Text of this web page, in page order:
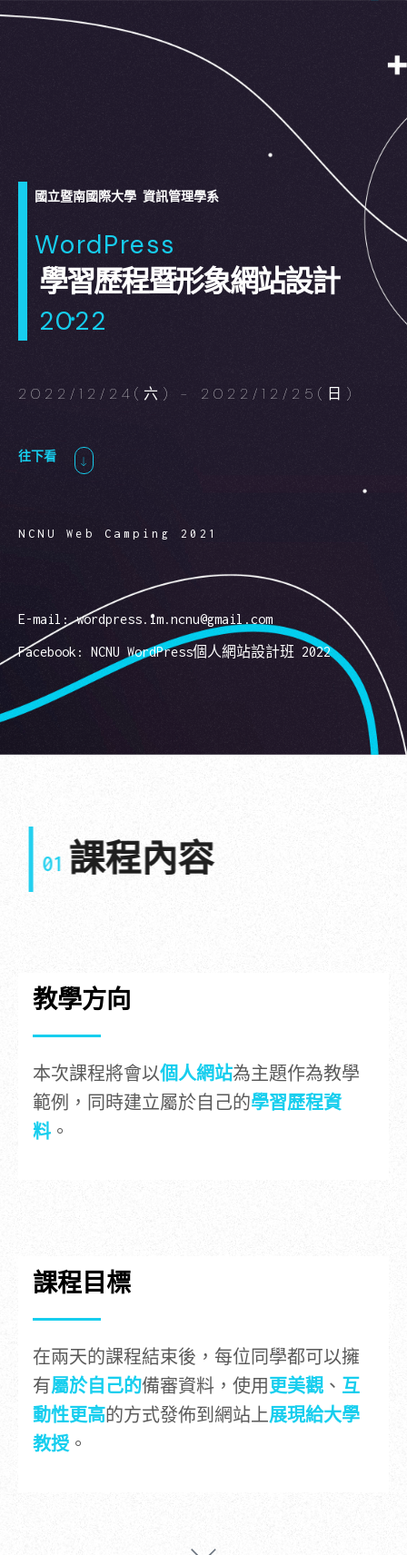
國立暨南國際大學 資訊管理學系
WordPress
學習歷程暨形象網站設計
2022
2022/12/24(六) - 2022/12/25(日)
往下看
NCNU Web Camping 2021
E-mail: wordpress.im.ncnu@gmail.com
Facebook: NCNU WordPress個人網站設計班 2022
01 課程內容
教學方向
本次課程將會以個人網站為主題作為教學
範例，同時建立屬於自己的學習歷程資
料 。
課程目標
在兩天的課程結束後，每位同學都可以擁
有屬於自己的備審資料，使用 更美觀 、 互
動性更高的方式發佈到網站上展現給大學
教授 。